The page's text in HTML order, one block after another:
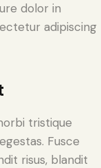
dolor in
adipiscing
tristique
Fusce
risus, blandit